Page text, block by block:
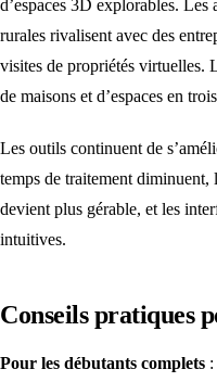
d’espaces 3D explorables.
rurales rivalisent avec des
visites de propriétés virtuelles.
de maisons et d’espaces en
Les outils continuent de
temps de traitement
devient plus gérable, et les
intuitives.
Conseils pratiques
Pour les débutants complets